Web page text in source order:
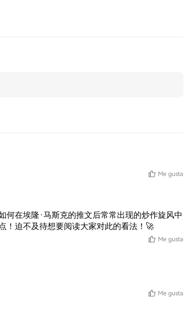
Me gusta
何在埃隆·马斯克的推文后常常出现的炒作旋风中
！迫不及待想要阅读大家对此的看法！🚀
Me gusta
Me gusta